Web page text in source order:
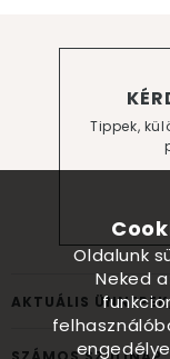
Tippek,
AKTUÁLIS
Oldalunk
Neked